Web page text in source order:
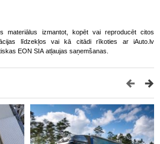
materiālus izmantot, kopēt vai reproducēt citos
līdzekļos vai kā citādi rīkoties ar iAuto.lv
EON SIA atļaujas saņemšanas.